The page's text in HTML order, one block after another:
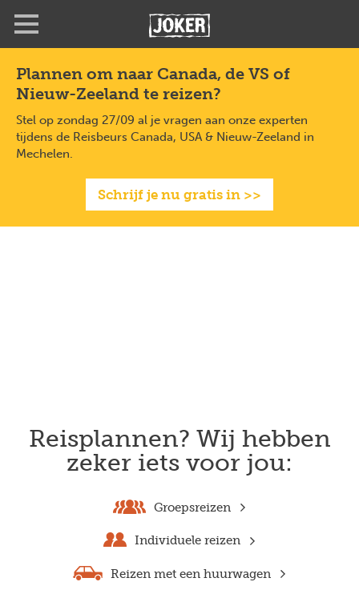
inhoud
gaan
Plannen om naar Canada, de VS of
Nieuw-Zeeland te reizen?
Stel op zondag 27/09 al je vragen aan onze experten
tijdens de Reisbeurs Canada, USA & Nieuw-Zeeland in
Mechelen.
Schrijf je nu gratis in >>
Reisplannen? Wij hebben
zeker iets voor jou:
Groepsreizen
Individuele reizen
Reizen met een huurwagen